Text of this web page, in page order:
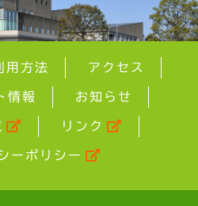
用方法 アクセス
情報 お知らせ
リンク
ーポリシー